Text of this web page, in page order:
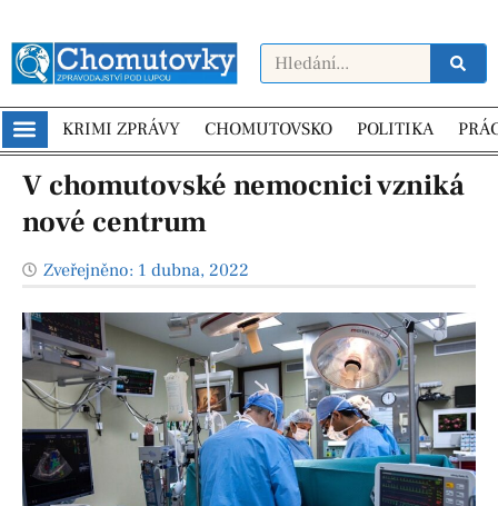
KRIMI ZPRÁVY CHOMUTOVSKO POLITIKA
V chomutovské nemocnici vzniká
nové centrum
Zveřejněno: 1 dubna, 2022